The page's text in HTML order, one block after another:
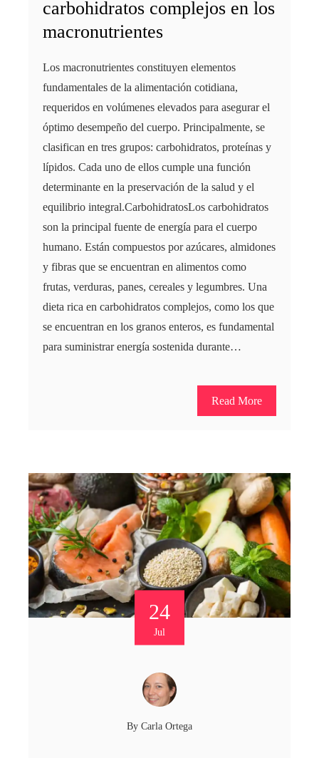
carbohidratos complejos en los
macronutrientes
Los macronutrientes constituyen elementos
fundamentales de la alimentación cotidiana,
requeridos en volúmenes elevados para asegurar el
óptimo desempeño del cuerpo. Principalmente, se
clasifican en tres grupos: carbohidratos, proteínas y
lípidos. Cada uno de ellos cumple una función
determinante en la preservación de la salud y el
equilibrio integral.CarbohidratosLos carbohidratos
son la principal fuente de energía para el cuerpo
humano. Están compuestos por azúcares, almidones
y fibras que se encuentran en alimentos como
frutas, verduras, panes, cereales y legumbres. Una
dieta rica en carbohidratos complejos, como los que
se encuentran en los granos enteros, es fundamental
para suministrar energía sostenida durante…
Read More
24
Jul
By Carla Ortega